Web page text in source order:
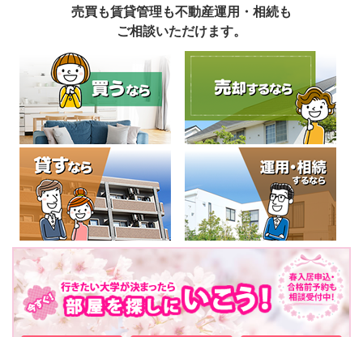
売買も賃貸管理も不動産運用・相続も
ご相談いただけます。